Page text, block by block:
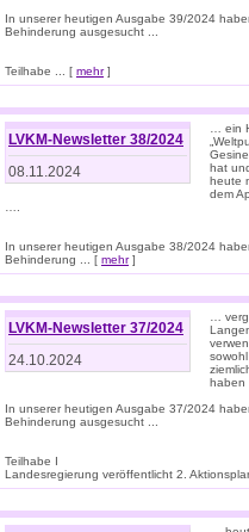
In unserer heutigen Ausgabe 39/2024
Behinderung ausgesucht ...
Teilhabe ... [ mehr]
LVKM-Newsletter 38/2024
08.11.2024
… ein
hat
heute
dem
In unserer heutigen Ausgabe 38/2024
Behinderung ... [ mehr]
LVKM-Newsletter 37/2024
24.10.2024
…
In unserer heutigen Ausgabe 37/2024
Behinderung ausgesucht ...
Teilhabe I
Landesregierung veröffentlicht 2.